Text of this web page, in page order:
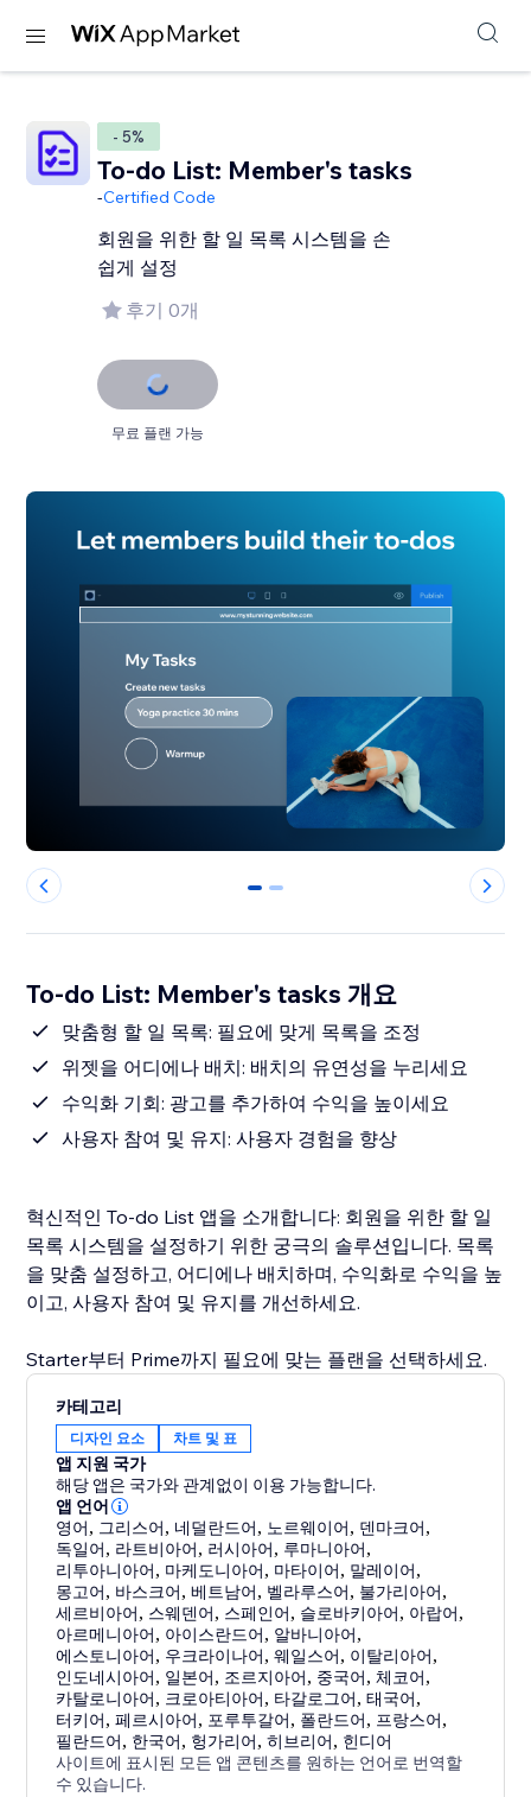
- 5%
To-do List: Member's tasks
-Certified Code
회원을 위한 할 일 목록 시스템을 손
쉽게 설정
후기 0개
무료 플랜 가능
0 1
To-do List: Member's tasks 개요
맞춤형 할 일 목록: 필요에 맞게 목록을 조정
위젯을 어디에나 배치: 배치의 유연성을 누리세요
수익화 기회: 광고를 추가하여 수익을 높이세요
사용자 참여 및 유지: 사용자 경험을 향상
혁신적인 To-do List 앱을 소개합니다: 회원을 위한 할 일
목록 시스템을 설정하기 위한 궁극의 솔루션입니다. 목록
을 맞춤 설정하고, 어디에나 배치하며, 수익화로 수익을 높
이고, 사용자 참여 및 유지를 개선하세요.
Starter부터 Prime까지 필요에 맞는 플랜을 선택하세요.
카테고리
디자인 요소 차트 및 표
앱 지원 국가
해당 앱은 국가와 관계없이 이용 가능합니다.
앱 언어
영어, 그리스어, 네덜란드어, 노르웨이어, 덴마크어,
독일어, 라트비아어, 러시아어, 루마니아어,
리투아니아어, 마케도니아어, 마타이어, 말레이어,
몽고어, 바스크어,베트남어, 벨라루스어, 불가리아어,
세르비아어, 스웨덴어, 스페인어, 슬로바키아어, 아랍어,
아르메니아어, 아이스란드어, 알바니아어,
에스토니아어, 우크라이나어,웨일스어, 이탈리아어,
인도네시아어, 일본어, 조르지아어, 중국어, 체코어,
카탈로니아어, 크로아티아어, 타갈로그어,태국어,
터키어,페르시아어, 포루투갈어, 폴란드어, 프랑스어,
필란드어, 한국어, 헝가리어,히브리어, 힌디어
사이트에 표시된 모든 앱 콘텐츠를 원하는 언어로 번역할
수 있습니다.